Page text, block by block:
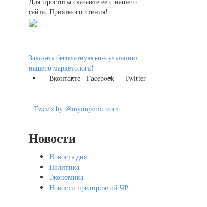
сайта. Приятного чтения!
Заказать бесплатную консультацию
нашего маркетолога!
Вконтакте
Facebook Twitter
Tweets by @myimperia_com
Новости
Новость дня
Политика
Экономика
Новости предприятий ЧР